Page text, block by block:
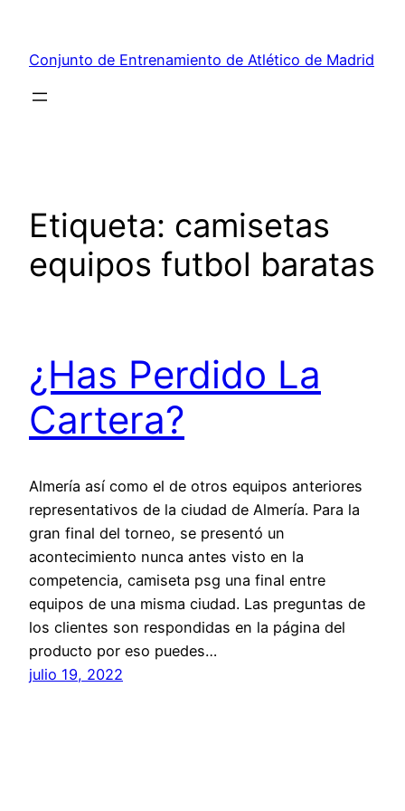
contenido
Conjunto de Entrenamiento de Atlético de Madrid
Etiqueta: camisetas
equipos futbol baratas
¿Has Perdido La
Cartera?
Almería así como el de otros equipos anteriores
representativos de la ciudad de Almería. Para la
gran final del torneo, se presentó un
acontecimiento nunca antes visto en la
competencia, camiseta psg una final entre
equipos de una misma ciudad. Las preguntas de
los clientes son respondidas en la página del
producto por eso puedes…
julio 19, 2022